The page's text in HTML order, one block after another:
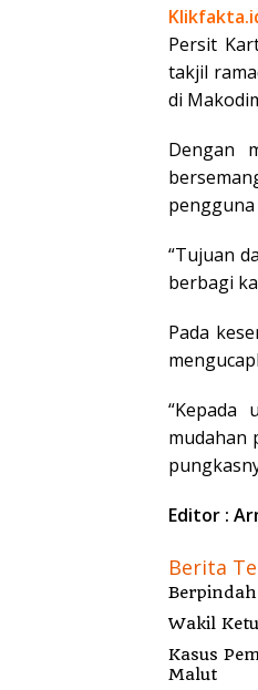
Persit
takjil
di
Dengan
“Tujuan
berbagi
Pada
“Kepada
mudahan
Editor :
Berita
Wakil
Kasus
Malut